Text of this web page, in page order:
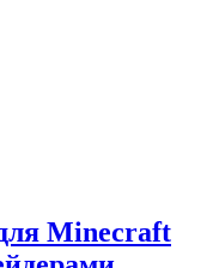
Minecraft